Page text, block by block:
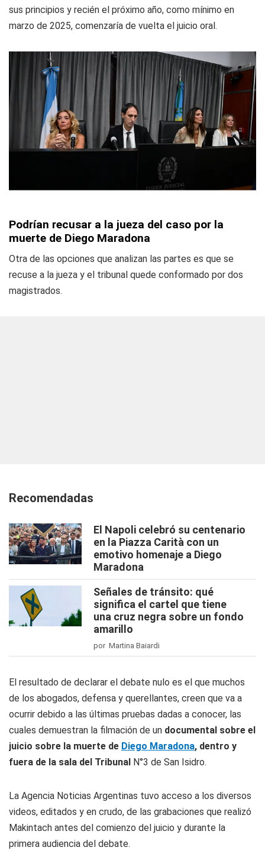
sus principios y recién el próximo año, como mínimo en
marzo de 2025, comenzaría de vuelta el juicio oral.
Podrían recusar a la jueza del caso por la
muerte de Diego Maradona
Otra de las opciones que analizan las partes es que se
recuse a la jueza y el tribunal quede conformado por dos
magistrados.
Recomendadas
El Napoli celebró su centenario
en la Piazza Carità con un
emotivo homenaje a Diego
Maradona
Señales de tránsito: qué
significa el cartel que tiene
una cruz negra sobre un fondo
amarillo
por Martina Baiardi
El resultado de declarar el debate nulo es el que muchos
de los abogados, defensa y querellantes, creen que va a
ocurrir debido a las últimas pruebas dadas a conocer, las
cuales demuestran la filmación de un documental sobre el
juicio sobre la muerte de Diego Maradona, dentro y
fuera de la sala del Tribunal N°3 de San Isidro.
La Agencia Noticias Argentinas tuvo acceso a los diversos
videos, editados y en crudo, de las grabaciones que realizó
Makintach antes del comienzo del juicio y durante la
primera audiencia del debate.